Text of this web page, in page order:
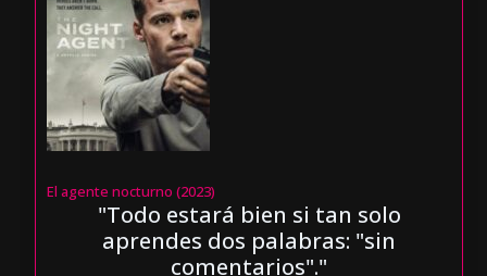
El agente nocturno (2023)
"Todo estará bien si tan solo
aprendes dos palabras: "sin
comentarios"."